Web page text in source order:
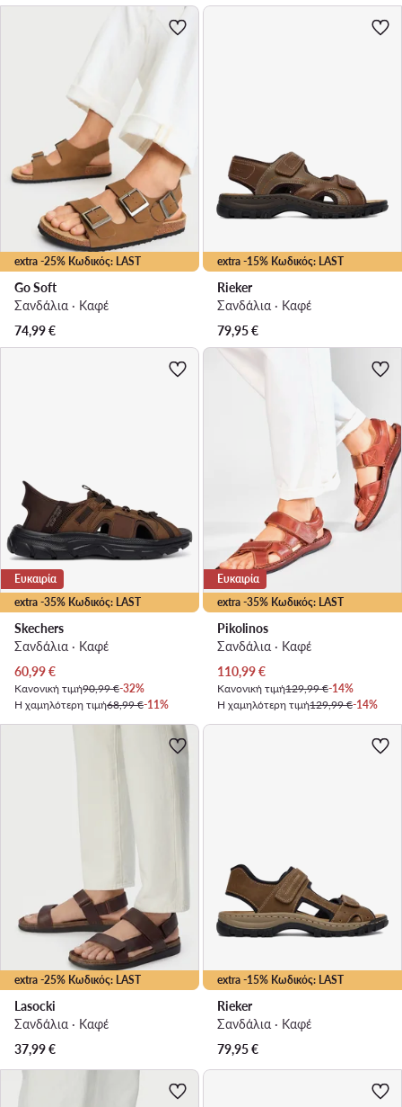
extra -25% Κωδικός: LAST
Go Soft
Σανδάλια · Καφέ
74,99€
extra -15% Κωδικός: LAST
Rieker
Σανδάλια · Καφέ
79,95€
extra -35% Κωδικός: LAST
Ευκαιρία
Skechers
Σανδάλια · Καφέ
Τρέχουσα τιμή
60,99€
Κανονική τιμή90,99 €-32%
Η χαμηλότερη τιμή68,99 €-11%
extra -35% Κωδικός: LAST
Ευκαιρία
Pikolinos
Σανδάλια · Καφέ
Τρέχουσα τιμή
110,99€
Κανονική τιμή129,99 €-14%
Η χαμηλότερη τιμή129,99 €-14%
extra -25% Κωδικός: LAST
Lasocki
Σανδάλια · Καφέ
37,99€
extra -15% Κωδικός: LAST
Rieker
Σανδάλια · Καφέ
79,95€